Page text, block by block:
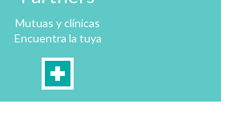
Mutuas y clínicas
Encuentra la tuya